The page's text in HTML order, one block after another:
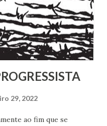
um bilhete com Rivail,
esforçava por divulgar
com seu caráter emotivo
29, 2022
ao fim que se